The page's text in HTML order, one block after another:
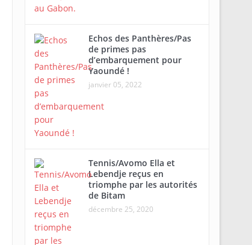
Echos des Panthères/Pas
de primes pas
d’embarquement pour
Yaoundé !
janvier 05, 2022
Tennis/Avomo Ella et
Lebendje reçus en
triomphe par les autorités
de Bitam
décembre 25, 2020